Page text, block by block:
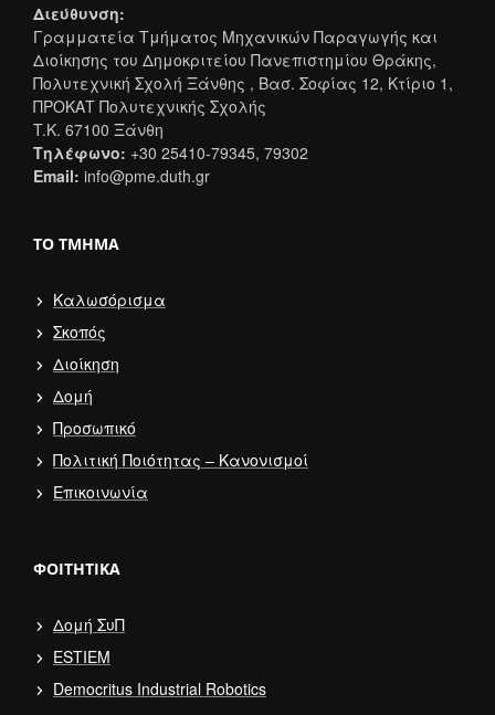
Διεύθυνση:
Γραμματεία Τμήματος Μηχανικών Παραγωγής και
Διοίκησης του Δημοκριτείου Πανεπιστημίου Θράκης,
Πολυτεχνική Σχολή Ξάνθης , Βασ. Σοφίας 12, Κτίριο 1,
ΠΡΟΚΑΤ Πολυτεχνικής Σχολής
T.K. 67100 Ξάνθη
Τηλέφωνο: +30 25410-79345, 79302
Email: info@pme.duth.gr
ΤΟ ΤΜΉΜΑ
Καλωσόρισμα
Σκοπός
Διοίκηση
Δομή
Προσωπικό
Πολιτική Ποιότητας – Κανονισμοί
Επικοινωνία
ΦΟΙΤΗΤΙΚΆ
Δομή ΣυΠ
ESTIEM
Democritus Industrial Robotics